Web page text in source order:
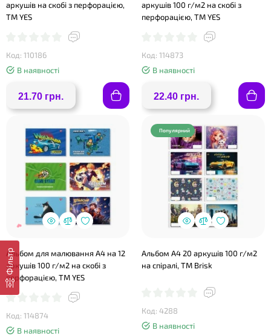
Фільтр
аркушів на скобі з перфорацією,
ТМ YES
Код: 110186
В наявності
21.70 грн.
аркушів 100 г/м2 на скобі з
перфорацією, ТМ YES
Код: 114873
В наявності
22.40 грн.
Альбом для малювання А4 на 12
аркушів 100 г/м2 на скобі з
перфорацією, ТМ YES
Код: 114874
В наявності
Популярний
Альбом А4 20 аркушів 100 г/м2
на спіралі, ТМ Brisk
Код: 4288
В наявності